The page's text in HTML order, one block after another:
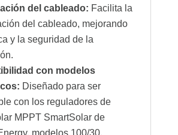
del cableado: Facilita la
del cableado, mejorando
y la seguridad de la
con modelos
Diseñado para ser
con los reguladores de
MPPT SmartSolar de
modelos 100/30,